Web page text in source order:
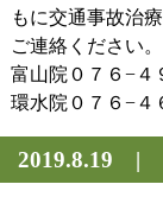
もに交通事故治
ご連絡ください。
富山院０７６−４
環水院０７６−４
2019.8.19 |